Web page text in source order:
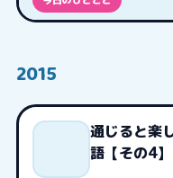
2015
通じると楽
語【その4】